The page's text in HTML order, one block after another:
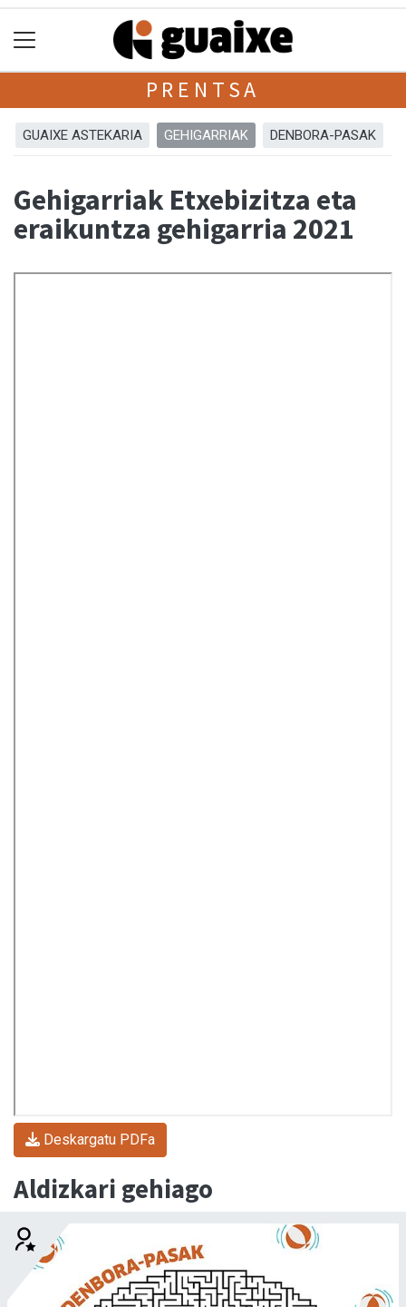
PRENTSA
GUAIXE ASTEKARIA GEHIGARRIAK DENBORA-PASAK
Gehigarriak Etxebizitza eta
eraikuntza gehigarria 2021
Deskargatu PDFa
Aldizkari gehiago